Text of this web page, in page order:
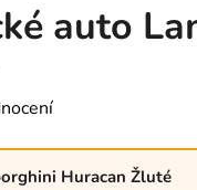
auto
Huracan Žluté